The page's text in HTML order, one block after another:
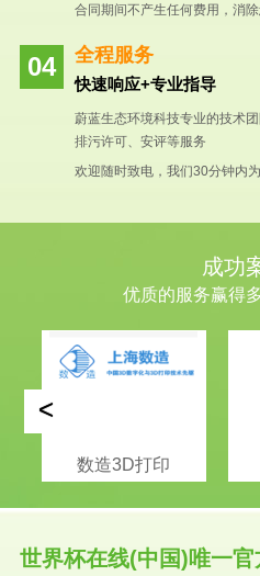
合同期间不产生任何费用，消
全程服务
快速响应+专业指导
蔚蓝生态环境科技专业的技术
排污许可、安评等服务
欢迎随时致电，我们30分钟内
成功
优质的服务赢得
数造3D打印
<
世界杯在线(中国)唯一官